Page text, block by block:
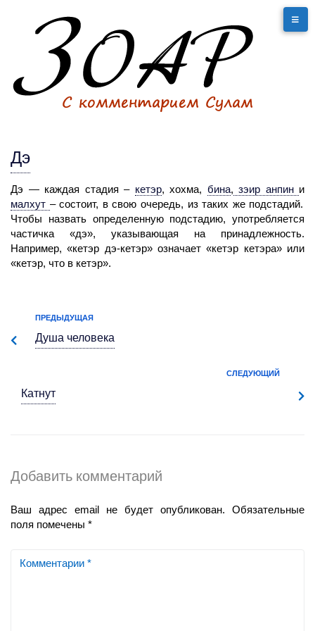
Дэ
Дэ — каждая стадия – кетэр, хохма, бина, зэир анпин и
малхут – состоит, в свою очередь, из таких же подстадий.
Чтобы назвать определенную подстадию, употребляется
частичка «дэ», указывающая на принадлежность.
Например, «кетэр дэ-кетэр» означает «кетэр кетэра» или
«кетэр, что в кетэр».
ПРЕДЫДУЩАЯ
Душачеловека
СЛЕДУЮЩИЙ
Катнут
Добавить комментарий
Ваш адрес email не будет опубликован.
Обязательные
поля помечены *